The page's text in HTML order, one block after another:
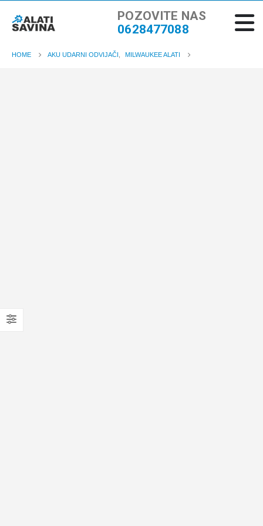
POZOVITE NAS
0628477088
HOME AKU UDARNI ODVIJAČI MILWAUKEE ALATI